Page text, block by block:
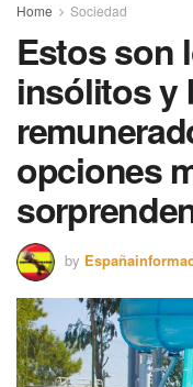
Home Sociedad
Estos son
insólitos y
opciones
by